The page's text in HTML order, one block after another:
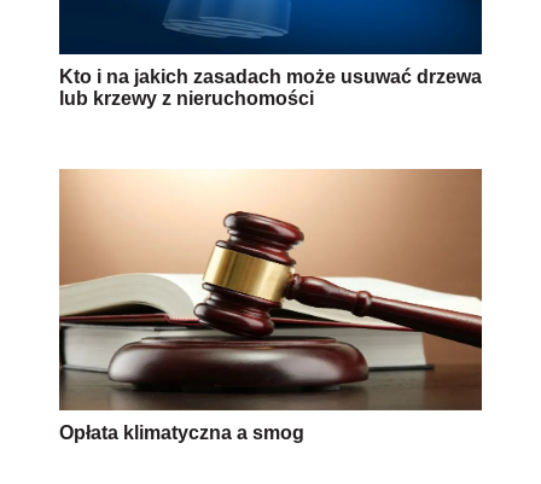
Kto i na jakich zasadach może usuwać drzewa
lub krzewy z nieruchomości
Opłata klimatyczna a smog